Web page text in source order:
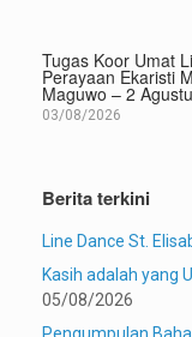
Tugas Koor Umat
Perayaan Ekaristi
Maguwo – 2
03/08/2026
Berita terkini
Line Dance St.
Kasih adalah yang
05/08/2026